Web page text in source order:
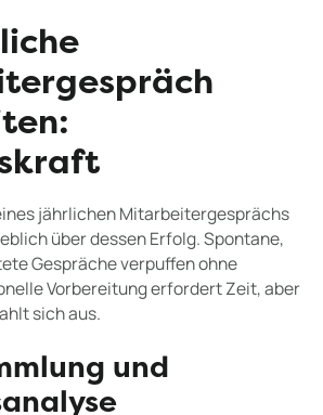
jährlichen Mitarbeitergesprächs
über dessen Erfolg. Spontane,
Gespräche verpuffen ohne
Vorbereitung erfordert Zeit, aber
sich aus.
und